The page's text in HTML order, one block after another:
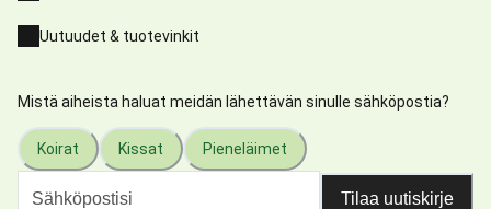
Uutuudet & tuotevinkit
Mistä aiheista haluat meidän lähettävän sinulle sähköpostia?
Koirat Kissat Pieneläimet
Tilaa uutiskirje